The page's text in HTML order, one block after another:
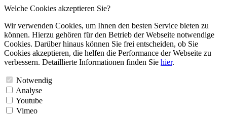
Welche Cookies akzeptieren Sie?
Wir verwenden Cookies, um Ihnen den besten Service bieten zu
können. Hierzu gehören für den Betrieb der Webseite notwendige
Cookies. Darüber hinaus können Sie frei entscheiden, ob Sie
Cookies akzeptieren, die helfen die Performance der Webseite zu
verbessern. Detaillierte Informationen finden Sie hier.
Notwendig
Analyse
Youtube
Vimeo